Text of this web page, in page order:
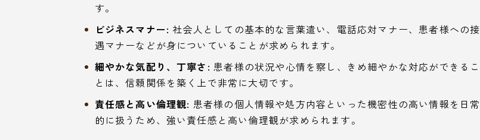
す。
ビジネスマナー: 社会人としての基本的な言葉遣い、電話応対マナー、患者様への接
遇マナーなどが身についていることが求められます。
細やかな気配り、丁寧さ: 患者様の状況や心情を察し、きめ細やかな対応ができるこ
とは、信頼関係を築く上で非常に大切です。
責任感と高い倫理観: 患者様の個人情報や処方内容といった機密性の高い情報を日常
的に扱うため、強い責任感と高い倫理観が求められます。